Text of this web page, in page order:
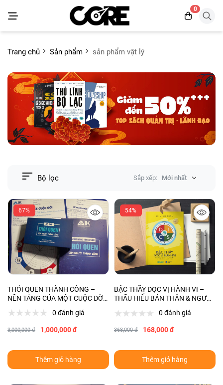
0
Trang chủ Sản phẩm sản phẩm vật lý
Bộ lọc Sắp xếp: Mới nhất
67%
THÓI QUEN THÀNH CÔNG –
NỀN TẢNG CỦA MỘT CUỘC ĐỜI
0 đánh giá
3,000,000 đ 1,000,000 đ
Thêm giỏ hàng
54%
BẬC THẦY ĐỌC VỊ HÀNH VI –
THẤU HIỂU BẢN THÂN & NGƯỜI
0 đánh giá
368,000 đ 168,000 đ
Thêm giỏ hàng